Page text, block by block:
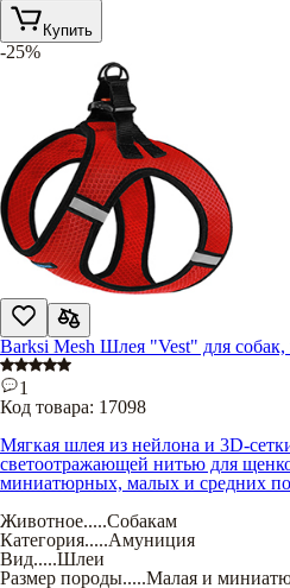
Купить
-25%
Barksi Mesh Шлея "Vest" для собак,
1
Код товара: 17098
Мягкая шлея из нейлона и 3D-
светоотражающей нитью для
миниатюрных, малых и средних
Животное.....Собакам
Категория.....Амуниция
Вид.....Шлеи
Размер породы.....Малая и